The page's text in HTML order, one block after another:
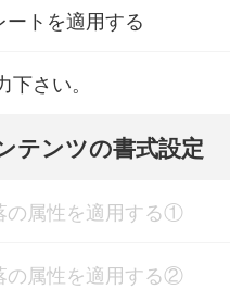
トを適用する
さい。
テンツの書式設定
の属性を適用する①
の属性を適用する②